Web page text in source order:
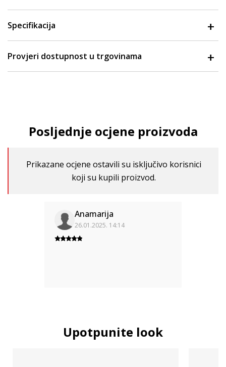
Specifikacija
Provjeri dostupnost u trgovinama
Posljednje ocjene proizvoda
Prikazane ocjene ostavili su isključivo korisnici
koji su kupili proizvod.
Anamarija
26.01.2025. 14:14
Upotpunite look